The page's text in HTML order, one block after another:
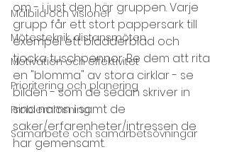
Målbild och visioner
Mötesteknik, distansmöten
Motivation och effektivitet
Prioritering och planering
Problemlösning
Samarbete och samarbetsövningar
om - i just den här gruppen. Varje
grupp får ett stort pappersark till
exempel ett blädderblad och
tjocka tuschpennor. Be dem att rita
en "blomma" av stora cirklar - se
bilden - som de sedan skriver in
sina namn i samt de
saker/erfarenheter/intressen de
har gemensamt.